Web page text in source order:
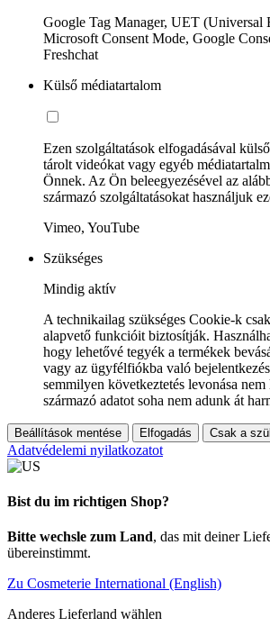
Google Tag Manager, UET (Universal
Microsoft Consent Mode, Google
Freshchat
Külső médiatartalom
Ezen szolgáltatások elfogadásával
tárolt videókat vagy egyéb
Önnek. Az Ön beleegyezésével az
származó szolgáltatásokat használjuk
Vimeo, YouTube
Szükséges
Mindig aktív
A technikailag szükséges Cookie-k
alapvető funkcióit biztosítják.
hogy lehetővé tegyék a termékek
vagy az ügyfélfiókba való
semmilyen következtetés levonása
származó adatot soha nem adunk át
Beállítások mentése Elfogadás Csak a
Adatvédelemi nyilatkozatot
Bist du im richtigen Shop?
Bitte wechsle zum Land, das mit deiner
übereinstimmt.
Zu Cosmeterie International (English)
Anderes Lieferland wählen